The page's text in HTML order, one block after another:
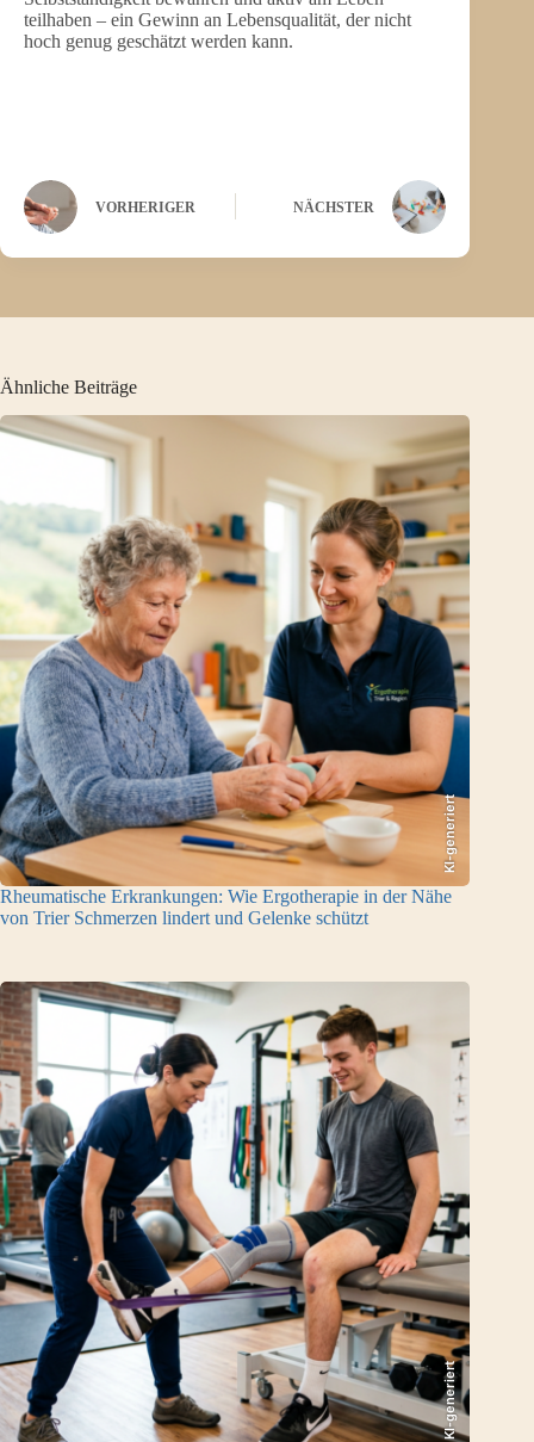
teilhaben – ein Gewinn an Lebensqualität, der nicht
hoch genug geschätzt werden kann.
VORHERIGER NÄCHSTER
Ähnliche Beiträge
KI-generiert
Rheumatische Erkrankungen: Wie Ergotherapie in der Nähe
von Trier Schmerzen lindert und Gelenke schützt
KI-generiert